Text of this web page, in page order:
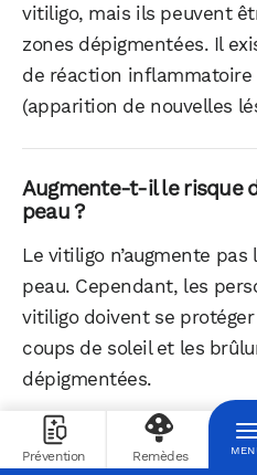
vitiligo, mais ils peuvent
zones dépigmentées. Il
de réaction inflammatoire
(apparition de nouvelles
Augmente-t-il le risque
peau ?
Le vitiligo n’augmente
peau. Cependant, les
vitiligo doivent se
coups de soleil et les
dépigmentées.
Prévention Remèdes